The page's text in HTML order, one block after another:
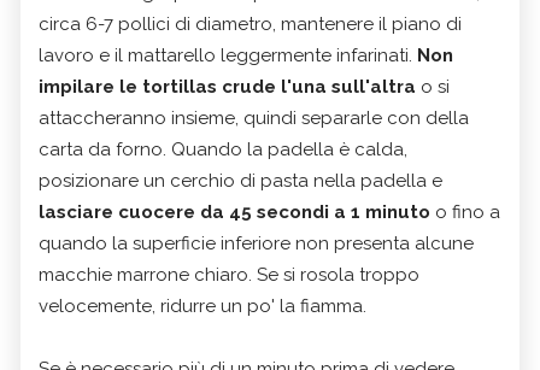
circa 6-7 pollici di diametro, mantenere il piano di
lavoro e il mattarello leggermente infarinati. Non
impilare le tortillas crude l'una sull'altra o si
attaccheranno insieme, quindi separarle con della
carta da forno. Quando la padella è calda,
posizionare un cerchio di pasta nella padella e
lasciare cuocere da 45 secondi a 1 minuto o fino a
quando la superficie inferiore non presenta alcune
macchie marrone chiaro. Se si rosola troppo
velocemente, ridurre un po' la fiamma.